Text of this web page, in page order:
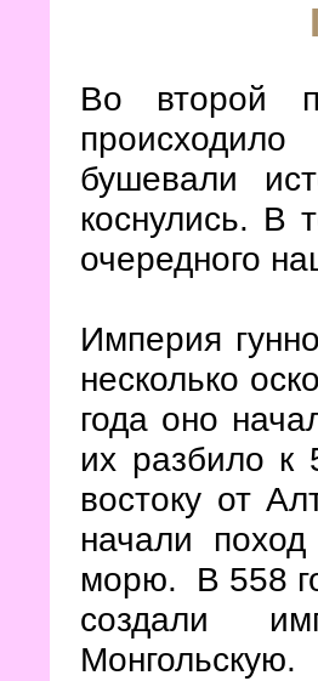
Во второй
бушевали
коснулись. В
очередного
Империя
несколько
года оно
их разбило к
востоку от
начали
морю. В 558
создали
Монгольскую.